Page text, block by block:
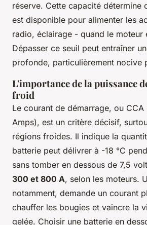
réserve. Cette capacité détermine
est disponible pour alimenter les
radio, éclairage - quand le moteur
Dépasser ce seuil peut entraîner
profonde, particulièrement nocive
L'importance de la puissance
froid
Le courant de démarrage, ou
Amps), est un critère décisif,
régions froides. Il indique la
batterie peut délivrer à -18 °C
sans tomber en dessous de 7,5
300 et 800 A, selon les moteurs.
notamment, demande un courant
chauffer les bougies et vaincre la
gelée. Choisir une batterie en